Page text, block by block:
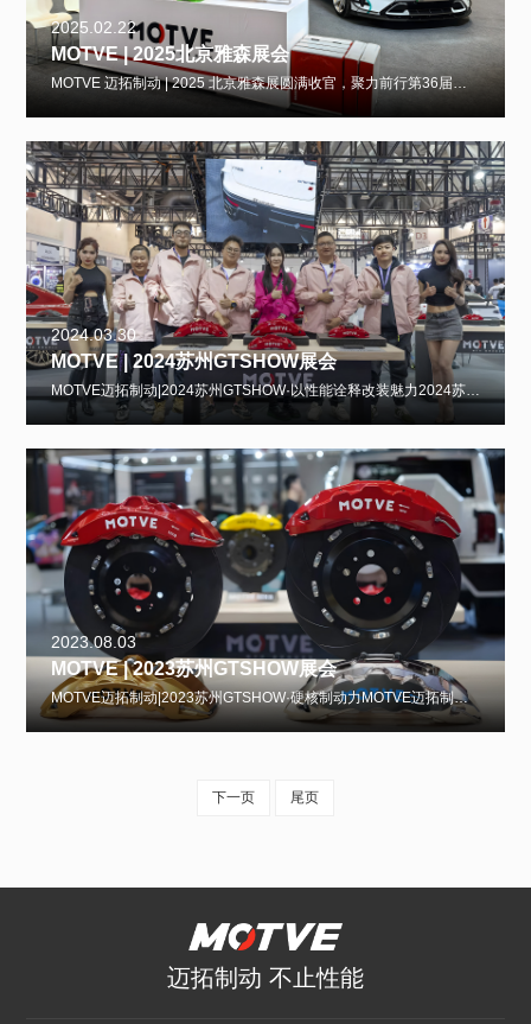
2025.02.22
MOTVE | 2025北京雅森展会
MOTVE 迈拓制动 | 2025 北京雅森展圆满收官，聚力前行第36届北京雅森展盛大启幕，MOTVE迈拓制动携高性能制动产品，重磅亮相这场汽车后市场开年盛会。作为行业开年第一展，本次雅森展汇聚数千家展商，覆盖改装等多大赛道，人气十
2024.03.30
MOTVE | 2024苏州GTSHOW展会
MOTVE迈拓制动|2024苏州GTSHOW·以性能诠释改装魅力2024苏州GT Show汽车文化展在苏州国际博览中心圆满落幕，MOTVE迈拓制动携全系核心产品重磅参展，与万千车迷共赴这场改装盛宴。作为国产制动领域的实力代表，迈拓制动以“
2023.08.03
MOTVE | 2023苏州GTSHOW展会
MOTVE迈拓制动|2023苏州GTSHOW·硬核制动力MOTVE迈拓制动实力亮相2023苏州GT Show，与圈内玩家共鉴制动美学。在2023苏州GT Show现场，零距离感受迈拓制动的精工品质与制动魅力。
下一页 尾页
迈拓制动 不止性能